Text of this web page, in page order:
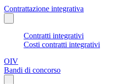
Contrattazione integrativa
Contratti integrativi
Costi contratti integrativi
OIV
Bandi di concorso